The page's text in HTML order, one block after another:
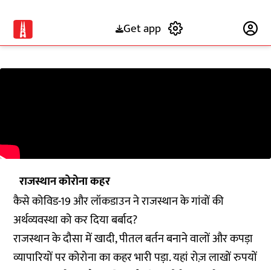
Get app
राजस्थान कोरोना कहर
कैसे कोविड-19 और लॉकडाउन ने राजस्थान के गांवों की
अर्थव्यवस्था को कर दिया बर्बाद?
राजस्थान के दौसा में खादी, पीतल बर्तन बनाने वालों और कपड़ा
व्यापारियों पर कोरोना का कहर भारी पड़ा. यहां रोज़ लाखों रुपयों